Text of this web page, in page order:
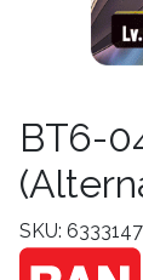
BT6-
SKU: